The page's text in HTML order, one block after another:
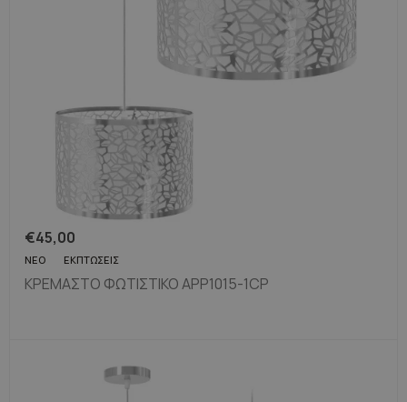
€45,00
ΝΈΟ ΕΚΠΤΏΣΕΙΣ
ΚΡΕΜΑΣΤΌ ΦΩΤΙΣΤΙΚΌ APP1015-1CP